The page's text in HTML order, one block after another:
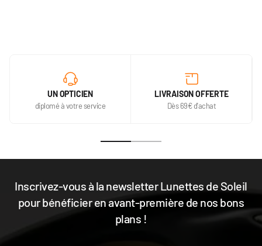
UN OPTICIEN
diplomé à votre service
LIVRAISON OFFERTE
Dès 69€ d'achat
Inscrivez-vous à la newsletter Lunettes de Soleil
pour bénéficier en avant-première de nos bons
plans !